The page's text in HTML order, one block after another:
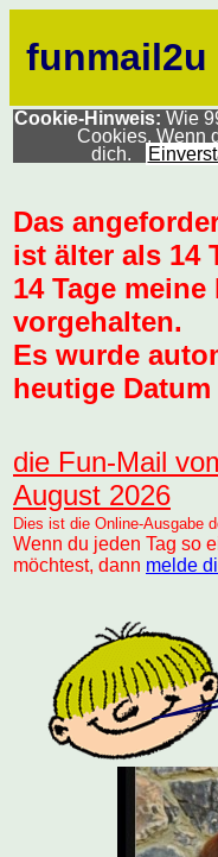
funmail2u
Cookie-Hinweis: Wie
Cookies. Wenn
dich.
Das
ist älter als 14
14 Tage
vorgehalten.
Es wurde
heutige
die Fun-Mail
August 2026
Dies ist die Online-Ausgabe
Wenn du jeden Tag so
möchtest, dann melde